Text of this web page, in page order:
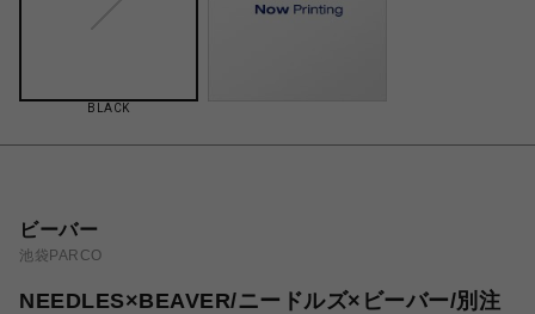
BLACK
ビーバー
池袋PARCO
NEEDLES×BEAVER/ニードルズ×ビーバー/別注